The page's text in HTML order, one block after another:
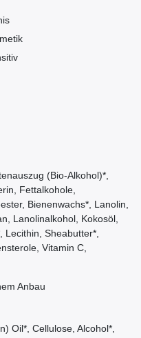
(Bio-Alkohol)*,
Fettalkohole,
Bienenwachs*, Lanolin,
Lanolinalkohol, Kokosöl,
Lecithin, Sheabutter*,
Vitamin C,
Anbau
Oil*, Cellulose, Alcohol*,